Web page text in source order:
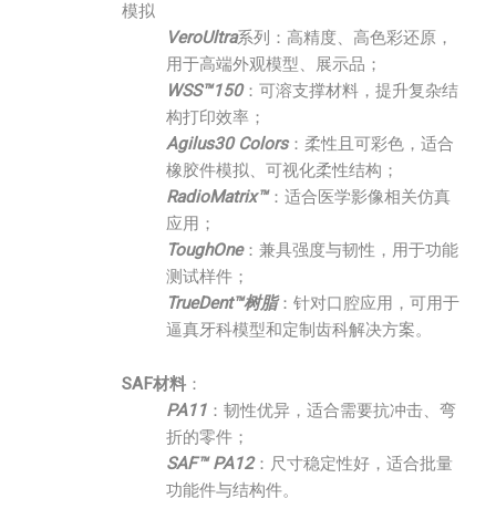
模拟
VeroUltra系列：高精度、高色彩还原，
用于高端外观模型、展示品；
WSS™150：可溶支撑材料，提升复杂结
构打印效率；
Agilus30 Colors：柔性且可彩色，适合
橡胶件模拟、可视化柔性结构；
RadioMatrix™：适合医学影像相关仿真
应用；
ToughOne：兼具强度与韧性，用于功能
测试样件；
TrueDent™树脂：针对口腔应用，可用于
逼真牙科模型和定制齿科解决方案。
SAF材料 ：
PA11 ：韧性优异，适合需要抗冲击、弯
折的零件；
SAF™ PA12：尺寸稳定性好，适合批量
功能件与结构件。